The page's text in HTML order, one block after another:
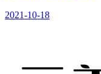
2021-10-18